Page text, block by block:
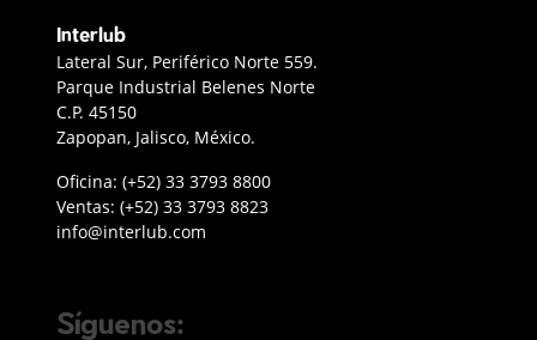
Interlub
Contacto Interlub
Lateral Sur, Periférico Norte 559.
Parque Industrial Belenes Norte
C.P. 45150
Zapopan, Jalisco, México.
Oficina: Teléfono oficina Guadalajara
(+52) 33 3793 8800
Ventas: Teléfono ventas
(+52) 33 3793 8823
Enviar correo a Interlub
info@interlub.com
Síguenos: